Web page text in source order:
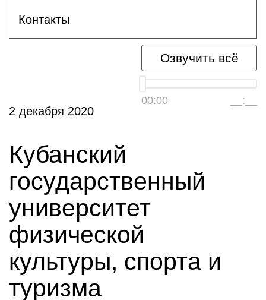
Контакты
Озвучить всё
00:00 __:__
2 декабря 2020
Кубанский
государственный
университет
физической
культуры, спорта и
туризма